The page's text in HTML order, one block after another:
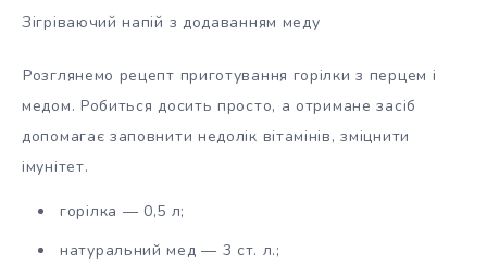
Зігріваючий напій з додаванням меду
Розглянемо рецепт приготування горілки з перцем і
медом. Робиться досить просто, а отримане засіб
допомагає заповнити недолік вітамінів, зміцнити
імунітет.
горілка — 0,5 л;
натуральний мед — 3 ст. л.;